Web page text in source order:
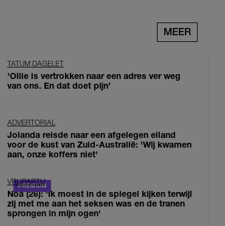
MEER
TATUM DAGELET
'Ollie is vertrokken naar een adres ver weg
van ons. En dat doet pijn’
ADVERTORIAL
Jolanda reisde naar een afgelegen eiland
voor de kust van Zuid-Australië: 'Wij kwamen
aan, onze koffers niet'
VRIJPARTIJ
Noa (26): 'Ik moest in de spiegel kijken terwijl
zij met me aan het seksen was en de tranen
sprongen in mijn ogen'